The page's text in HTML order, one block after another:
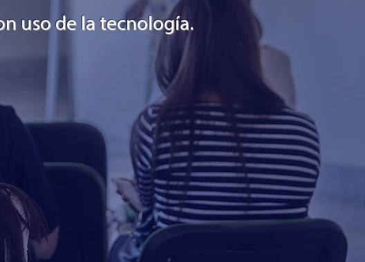
uso de la tecnología.